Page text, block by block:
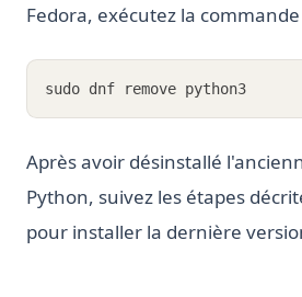
Fedora, exécutez la
sudo dnf remove python3
Après avoir désinstallé
Python, suivez les étapes
pour installer la dernière